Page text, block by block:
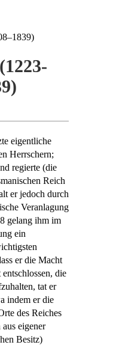
eigentliche
Herrschern;
regierte (die
Reich
er jedoch durch
Veranlagung
gelang ihm im
ein
er die Macht
die
tat er
indem er die
des Reiches
aus eigener
Besitz)